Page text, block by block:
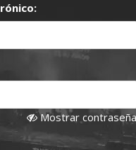
Mostrar contraseña